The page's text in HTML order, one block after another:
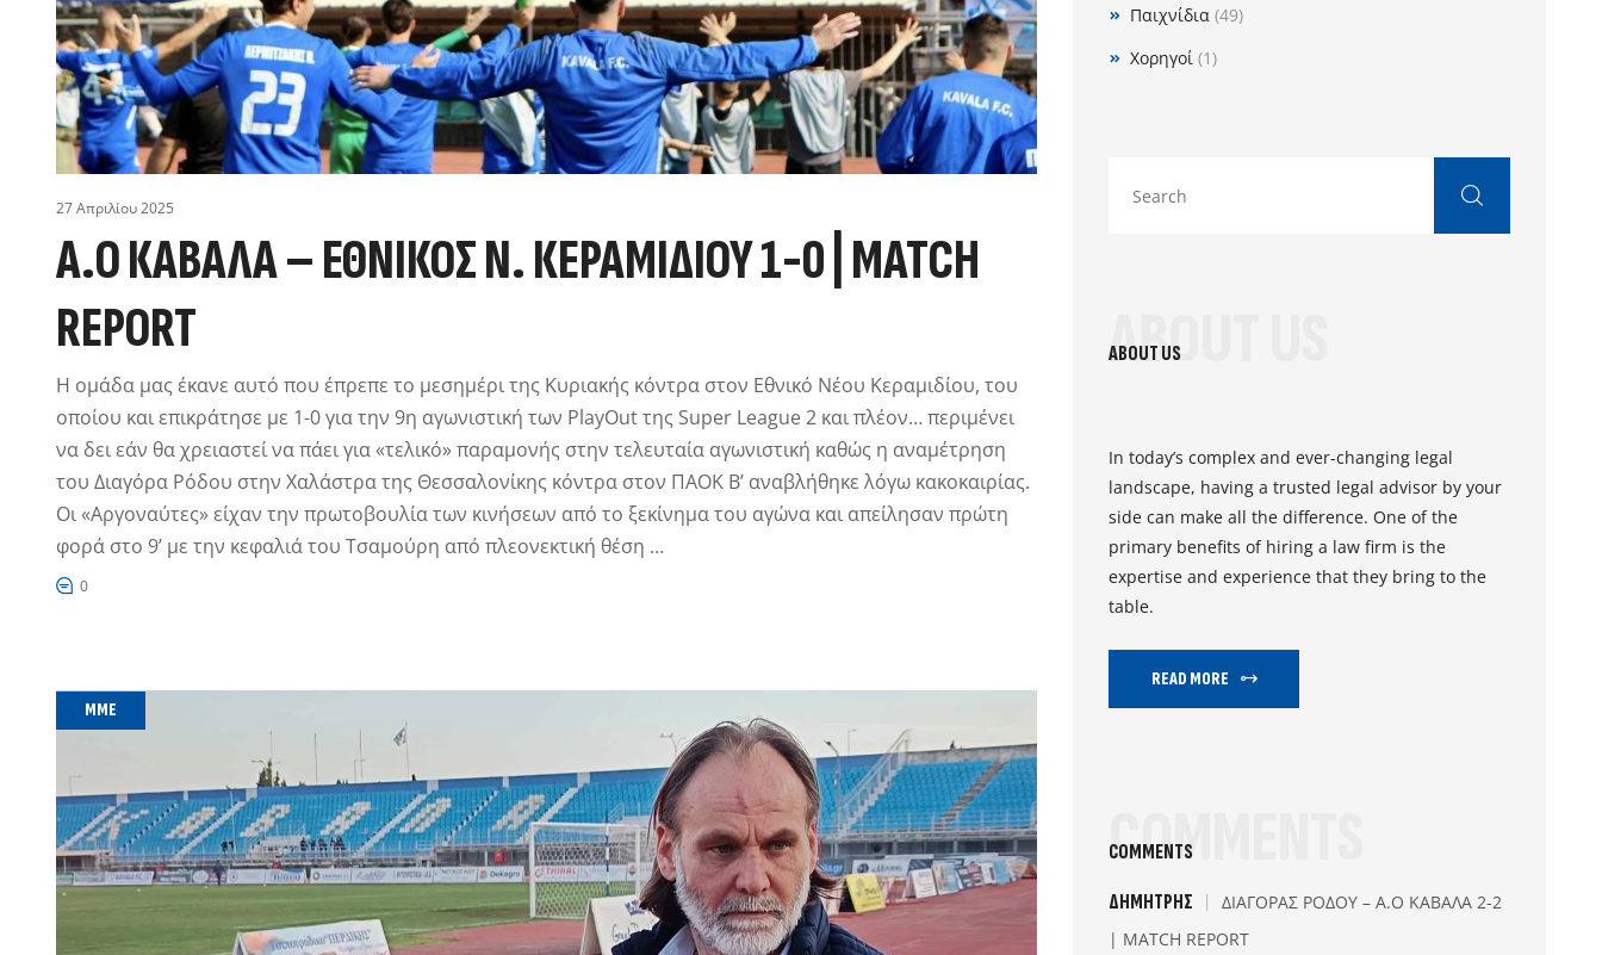
27 Απριλίου 2025
Α.Ο ΚΑΒΑΛΑ – ΕΘΝΙΚΟΣ Ν. ΚΕΡΑΜΙΔΙΟΥ 1-0 | MATCH
REPORT
Η ομάδα μας έκανε αυτό που έπρεπε το μεσημέρι της Κυριακής κόντρα στον Εθνικό Νέου Κεραμιδίου, του
οποίου και επικράτησε με 1-0 για την 9η αγωνιστική των PlayOut της Super League 2 και πλέον… περιμένει
να δει εάν θα χρειαστεί να πάει για «τελικό» παραμονής στην τελευταία αγωνιστική καθώς η αναμέτρηση
του Διαγόρα Ρόδου στην Χαλάστρα της Θεσσαλονίκης κόντρα στον ΠΑΟΚ Β’ αναβλήθηκε λόγω κακοκαιρίας.
Οι «Αργοναύτες» είχαν την πρωτοβουλία των κινήσεων από το ξεκίνημα του αγώνα και απείλησαν πρώτη
φορά στο 9’ με την κεφαλιά του Τσαμούρη από πλεονεκτική θέση …
0
MME
Παιχνίδια (49)
Χορηγοί (1)
ABOUT US
ABOUT US
In today’s complex and ever-changing legal
landscape, having a trusted legal advisor by your
side can make all the difference. One of the
primary benefits of hiring a law firm is the
expertise and experience that they bring to the
table.
READ MORE
COMMENTS
COMMENTS
ΔΗΜΉΤΡΗΣ
ΔΙΑΓΟΡΑΣ ΡΟΔΟΥ – Α.Ο ΚΑΒΑΛΑ 2-2
| MATCH REPORT